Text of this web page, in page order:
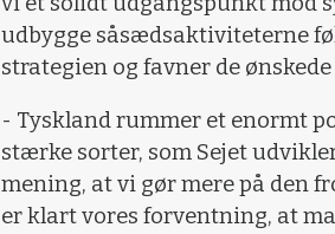
udbygge såsædsaktiviteterne
strategien og favner de
- Tyskland rummer et enormt
stærke sorter, som Sejet
mening, at vi gør mere på den
er klart vores forventning, at